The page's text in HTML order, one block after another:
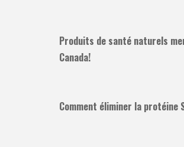
Produits de santé naturels
Canada!
Comment éliminer la protéine